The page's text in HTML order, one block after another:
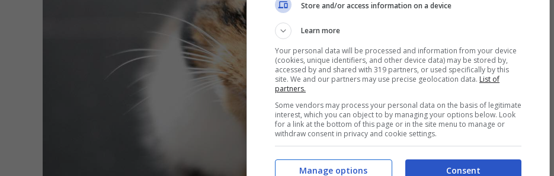
Store and/or access information on a device
Learn more
Your personal data will be processed and information from your device
(cookies, unique identifiers, and other device data) may be stored by,
accessed by and shared with 319 partners, or used specifically by this
site. We and our partners may use precise geolocation data. List of
partners.
Some vendors may process your personal data on the basis of legitimate
interest, which you can object to by managing your options below. Look
for a link at the bottom of this page or in the site menu to manage or
withdraw consent in privacy and cookie settings.
Consent
Manage options